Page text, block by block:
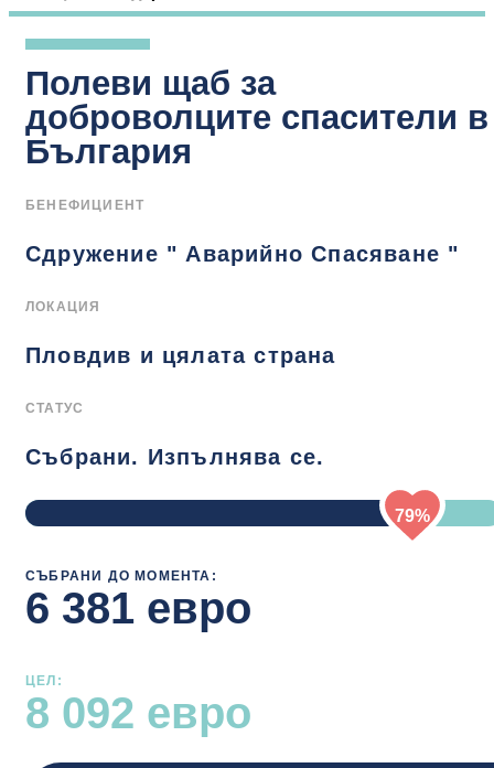
Полеви щаб за
доброволците спасители в
България
БЕНЕФИЦИЕНТ
Сдружение " Аварийно Спасяване "
ЛОКАЦИЯ
Пловдив и цялата страна
СТАТУС
Събрани. Изпълнява се.
79%
СЪБРАНИ ДО МОМЕНТА:
6 381 евро
ЦЕЛ:
8 092 евро